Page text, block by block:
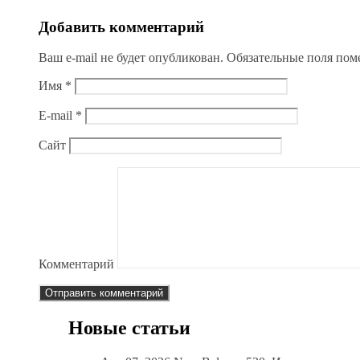
Добавить комментарий
Ваш e-mail не будет опубликован. Обязательные поля
Имя *
E-mail *
Сайт
Комментарий
Новые статьи